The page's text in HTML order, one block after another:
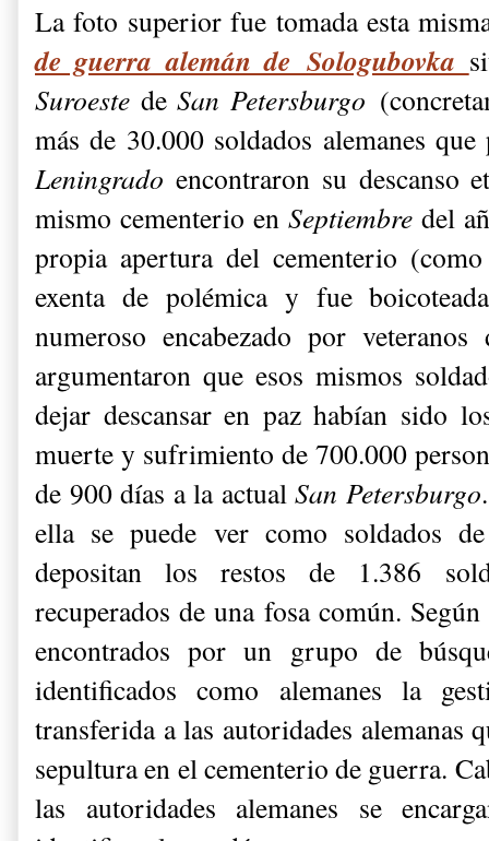
La foto superior fue tomada esta
de guerra alemán de Sologubovka
Suroeste deSan Petersburgo
más de 30.000 soldados alemanes
Leningrado encontraron su descanso
mismo cementerio en Septiembre del
propia apertura del cementerio
exenta de polémica y fue
numeroso encabezado por
argumentaron que esos mismos
dejar descansar en paz habían sido
muerte y sufrimiento de 700.000
de 900 días a la actualSan Petersburgo
ella se puede ver como soldados
depositan los restos de 1.386
recuperados de una fosa común.
encontrados por un grupo de
identificados como alemanes la
transferida a las autoridades alemanas
sepultura en el cementerio de guerra.
las autoridades alemanes se